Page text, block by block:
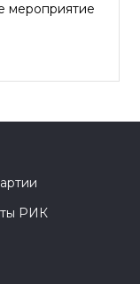
мероприятие
РИК